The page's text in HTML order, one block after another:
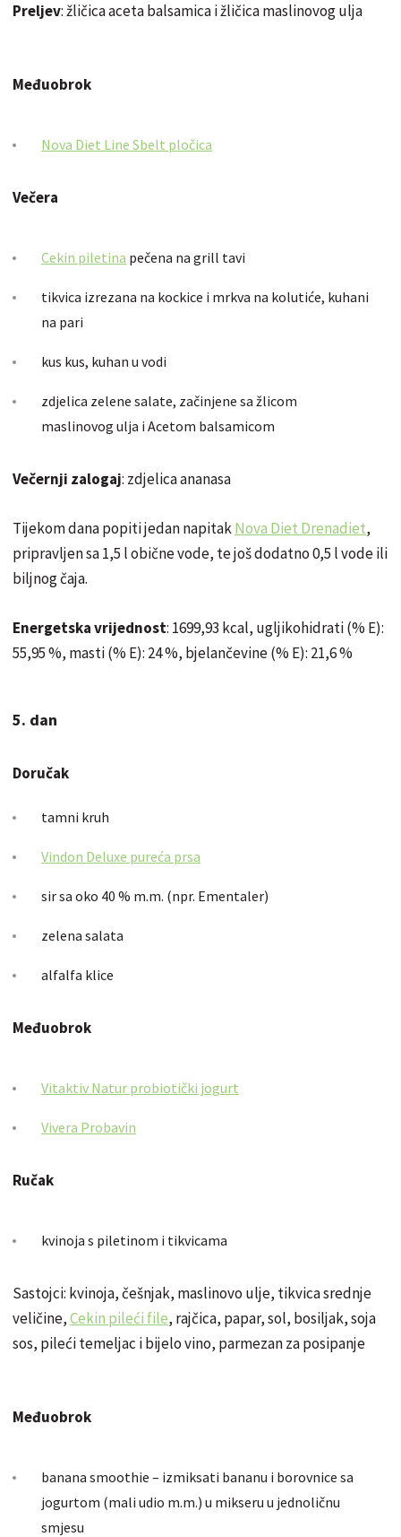
Preljev: žličica aceta balsamica i žličica maslinovog ulja
Međuobrok
Nova Diet Line Sbelt pločica
Večera
Cekin piletina pečena na grill tavi
tikvica izrezana na kockice i mrkva na kolutiće, kuhani
na pari
kus kus, kuhan u vodi
zdjelica zelene salate, začinjene sa žlicom
maslinovog ulja i Acetom balsamicom
Večernji zalogaj: zdjelica ananasa
Tijekom dana popiti jedan napitakNova Diet Drenadiet,
pripravljen sa 1,5 l obične vode, te još dodatno 0,5 l vode ili
biljnog čaja.
Energetska vrijednost: 1699,93 kcal, ugljikohidrati (% E):
55,95 %, masti (% E): 24 %, bjelančevine (% E): 21,6 %
5. dan
Doručak
tamni kruh
Vindon Deluxe pureća prsa
sir sa oko 40 % m.m. (npr. Ementaler)
zelena salata
alfalfa klice
Međuobrok
Vitaktiv Natur probiotički jogurt
Vivera Probavin
Ručak
kvinoja s piletinom i tikvicama
Sastojci: kvinoja, češnjak, maslinovo ulje, tikvica srednje
veličine,Cekin pileći file, rajčica, papar, sol, bosiljak, soja
sos, pileći temeljac i bijelo vino, parmezan za posipanje
Međuobrok
banana smoothie – izmiksati bananu i borovnice sa
jogurtom (mali udio m.m.) u mikseru u jednoličnu
smjesu